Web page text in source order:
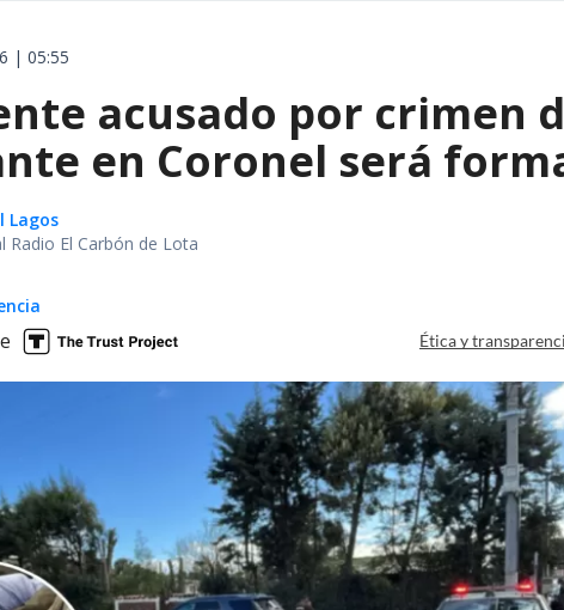
| 05:55
acusado por crimen
en Coronel será
Lagos
Radio El Carbón de Lota
Ética y